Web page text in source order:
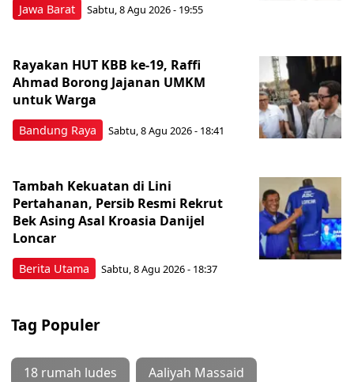
Jawa Barat Sabtu, 8 Agu 2026 - 19:55
Bandung Raya
Rayakan HUT KBB ke-19, Raffi
Ahmad Borong Jajanan UMKM
untuk Warga
Sabtu, 8 Agu 2026 - 18:41
Berita Utama
Tambah Kekuatan di Lini
Pertahanan, Persib Resmi Rekrut
Bek Asing Asal Kroasia Danijel
Loncar
Sabtu, 8 Agu 2026 - 18:37
Tag Populer
18 rumah ludes Aaliyah Massaid